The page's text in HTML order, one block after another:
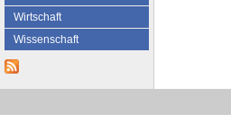
Wirtschaft
Wissenschaft